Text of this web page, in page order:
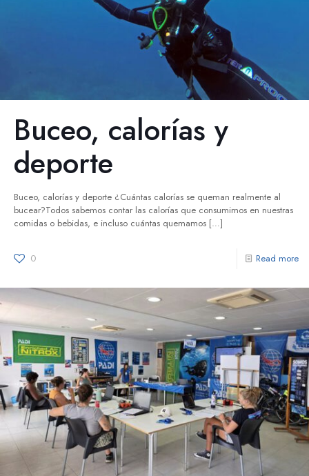
Buceo, calorías y
deporte
Buceo, calorías y deporte ¿Cuántas calorías se queman realmente al
bucear?Todos sabemos contar las calorías que consumimos en nuestras
comidas o bebidas, e incluso cuántas quemamos […]
0 Read more